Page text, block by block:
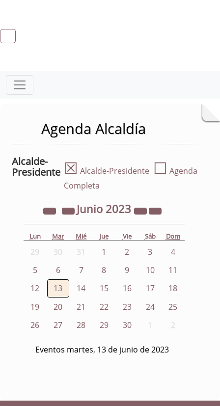
Agenda Alcaldía
Alcalde-
Presidente ☒ Alcalde-Presidente ☐ Agenda
Completa
Junio 2023
Lun Mar Mié Jue Vie Sáb Dom
29 30 31 1 2 3
4
5
6 7 8 9 10
11
12
13 14 15 16 17
18
19
20 21 22 23 24
25
26
27 28 29 30 1 2
Eventos martes, 13 de junio de 2023